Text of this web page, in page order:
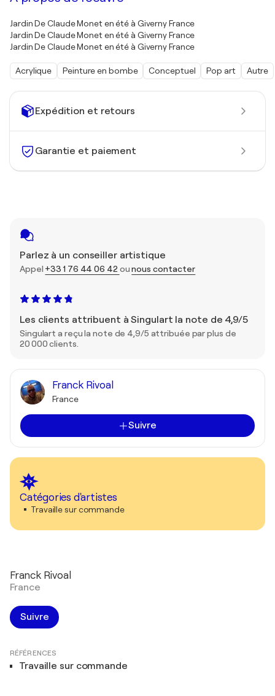
Expédition et retours
Garantie et paiement
Parlez à un conseiller artistique
Appel +33 1 76 44 06 42 ounous contacter
Les clients attribuent à Singulart la note de 4,9/5
Singulart a reçu la note de 4,9/5 attribuée par plus de
20 000 clients.
Franck Rivoal
France
Suivre
Catégories d'artistes
Travaille sur commande
Jardin De Claude Monet en été à Giverny France
Jardin De Claude Monet en été à Giverny France
Jardin De Claude Monet en été à Giverny France
Acrylique Peinture en bombe Conceptuel Pop art Autre
Franck Rivoal
France
Suivre
RÉFÉRENCES
Travaille sur commande